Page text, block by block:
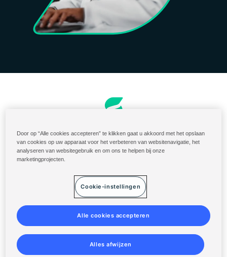
U.S. Ingredients Portal
Diversey ServiceNow
Algemene Voorwaarden
Privacyverklaring
Door op “Alle cookies accepteren” te klikken gaat u akkoord met het opslaan
van cookies op uw apparaat voor het verbeteren van websitenavigatie, het
analyseren van websitegebruik en om ons te helpen bij onze
marketingprojecten.
Cookie-instellingen
Alles afwijzen
Alle cookies accepteren